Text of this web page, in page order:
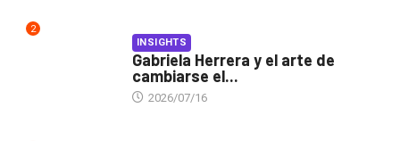
2
INSIGHTS
Gabriela Herrera y el arte de
cambiarse el...
2026/07/16